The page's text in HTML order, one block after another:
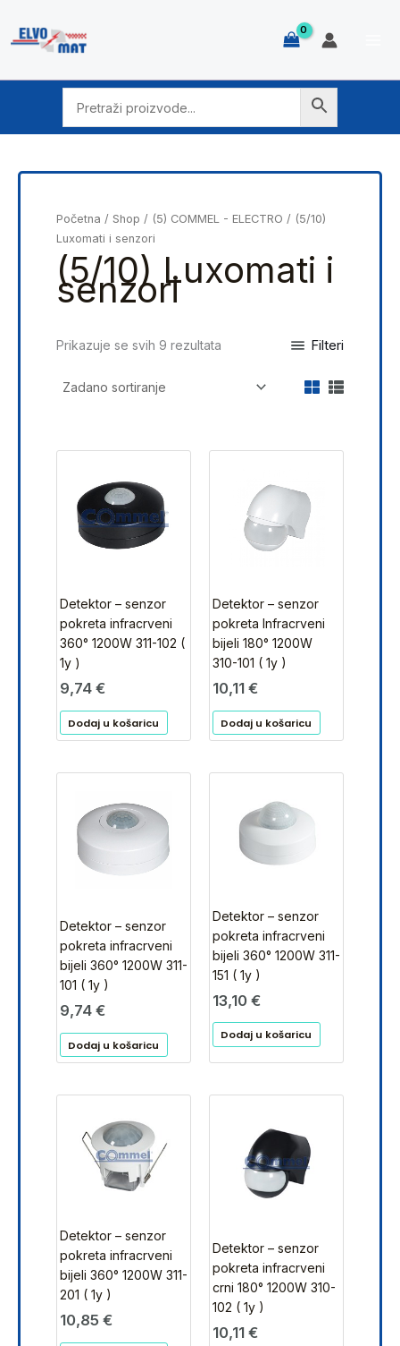
content
Početna / Shop / (5) COMMEL - ELECTRO / (5/10)
Luxomati i senzori
(5/10) Luxomati i
senzori
Prikazuje se svih 9 rezultata Filteri
Detektor – senzor
pokreta infracrveni
360° 1200W 311-102 (
1y )
9,74 €
Dodaj u košaricu
Detektor – senzor
pokreta Infracrveni
bijeli 180° 1200W
310-101 ( 1y )
10,11 €
Dodaj u košaricu
Detektor – senzor
pokreta infracrveni
bijeli 360° 1200W 311-
101 ( 1y )
9,74 €
Dodaj u košaricu
Detektor – senzor
pokreta infracrveni
bijeli 360° 1200W 311-
151 ( 1y )
13,10 €
Dodaj u košaricu
Detektor – senzor
pokreta infracrveni
bijeli 360° 1200W 311-
201 ( 1y )
10,85 €
Detektor – senzor
pokreta infracrveni
crni 180° 1200W 310-
102 ( 1y )
10,11 €